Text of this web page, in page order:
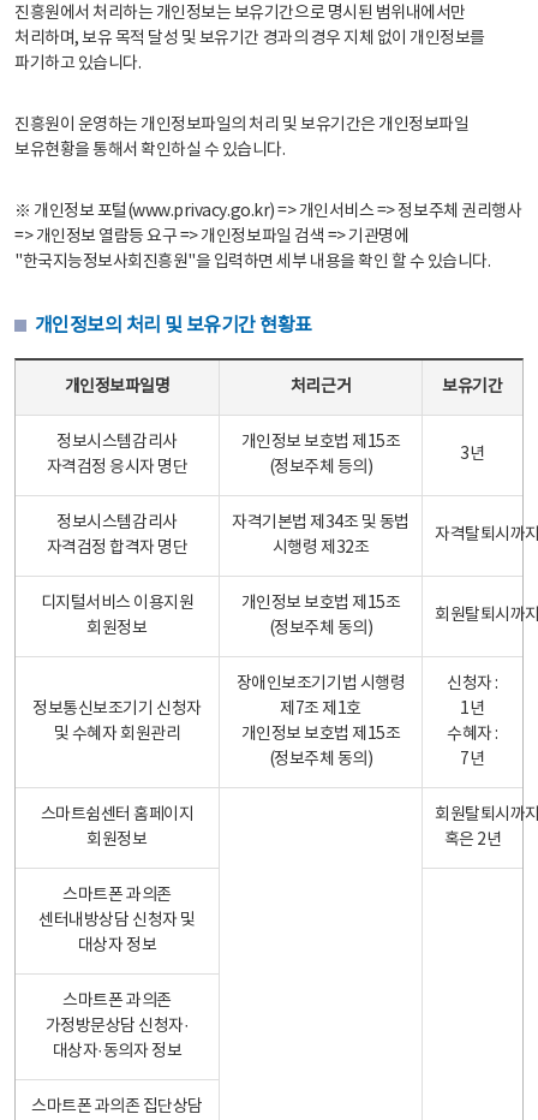
진흥원에서 처리하는 개인정보는 보유기간으로 명시된 범위내에서만
처리하며, 보유 목적 달성 및 보유기간 경과의 경우 지체 없이 개인정보를
파기하고 있습니다.
진흥원이 운영하는 개인정보파일의 처리 및 보유기간은 개인정보파일
보유현황을 통해서 확인하실 수 있습니다.
※ 개인정보 포털(www.privacy.go.kr) => 개인서비스 => 정보주체 권리행사
=> 개인정보 열람등 요구 => 개인정보파일 검색 => 기관명에
"한국지능정보사회진흥원"을 입력하면 세부 내용을 확인 할 수 있습니다.
개인정보의 처리 및 보유기간 현황표
개인정보파일명 처리근거 보유기간
정보시스템감리사
자격검정 응시자 명단
개인정보 보호법 제15조
(정보주체 등의)
3년
정보시스템감리사
자격검정 합격자 명단
자격기본법 제34조 및 동법
시행령 제32조
자격탈퇴시까
디지털서비스 이용지원
회원정보
개인정보 보호법 제15조
(정보주체 동의)
회원탈퇴시까
정보통신보조기기 신청자
및 수혜자 회원관리
장애인보조기기법 시행령
제7조 제1호
개인정보 보호법 제15조
(정보주체 동의)
신청자 :
1년
수혜자 :
7년
스마트쉼센터 홈페이지
회원정보
회원탈퇴시까
혹은 2년
스마트폰 과의존
센터내방상담 신청자 및
대상자 정보
스마트폰 과의존
가정방문상담 신청자·
대상자·동의자 정보
스마트폰 과의존 집단상담